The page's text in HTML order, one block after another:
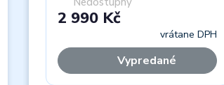
2 990 Kč
vrátane DPH
Vypredané